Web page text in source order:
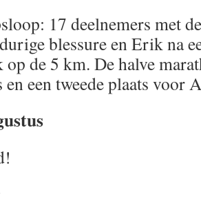
17 deelnemers met
blessure en Erik na
op de 5 km. De halve
een tweede plaats voor